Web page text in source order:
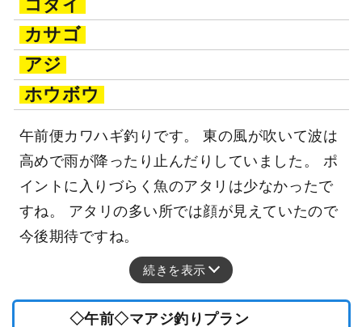
コダイ
カサゴ
アジ
ホウボウ
午前便カワハギ釣りです。 東の風が吹いて波は
高めで雨が降ったり止んだりしていました。 ポ
イントに入りづらく魚のアタリは少なかったで
すね。 アタリの多い所では顔が見えていたので
今後期待ですね。
続きを表示
◇午前◇マアジ釣りプラン